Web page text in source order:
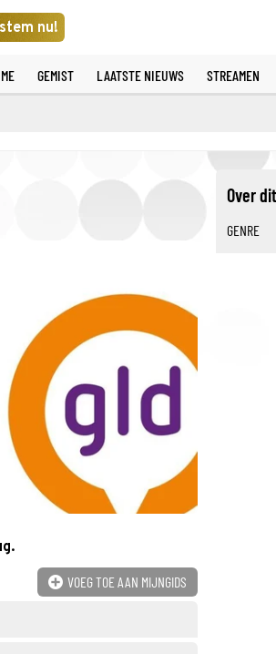
nu!
GEMIST LAATSTE NIEUWS STREAMEN
VOEG TOE AAN MIJNGIDS
Over
GENRE